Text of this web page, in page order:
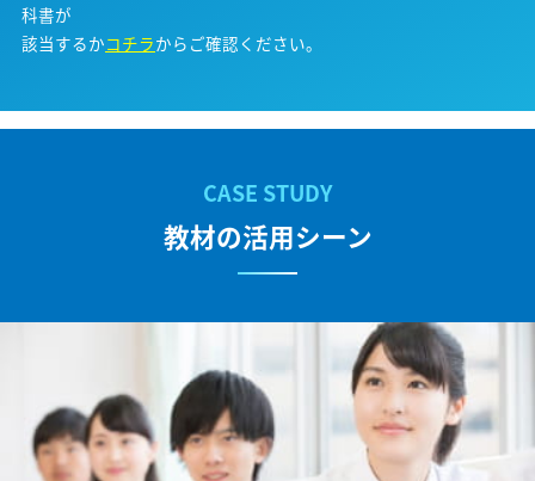
科書が
該当するかコチラからご確認ください。
教材の活用シーン